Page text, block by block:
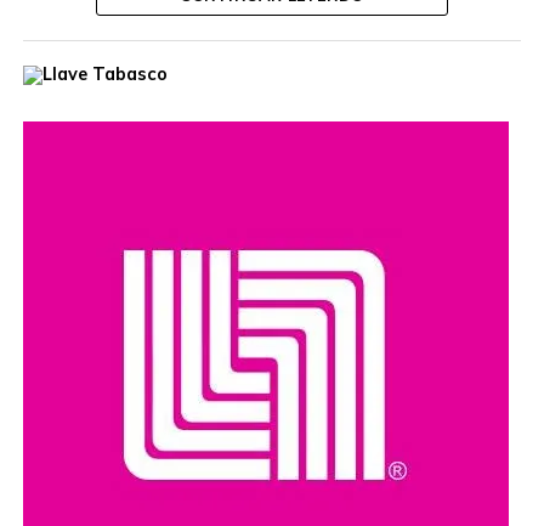
Unidos, que habían ofrecido una recompensa de hasta